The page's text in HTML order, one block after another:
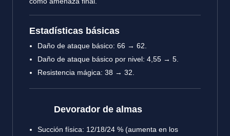
Estadísticas básicas
Daño de ataque básico: 66 → 62.
Daño de ataque básico por nivel: 4,55 → 5.
Resistencia mágica: 38 → 32.
Devorador de almas
Succión física: 12/18/24 % (aumenta en los